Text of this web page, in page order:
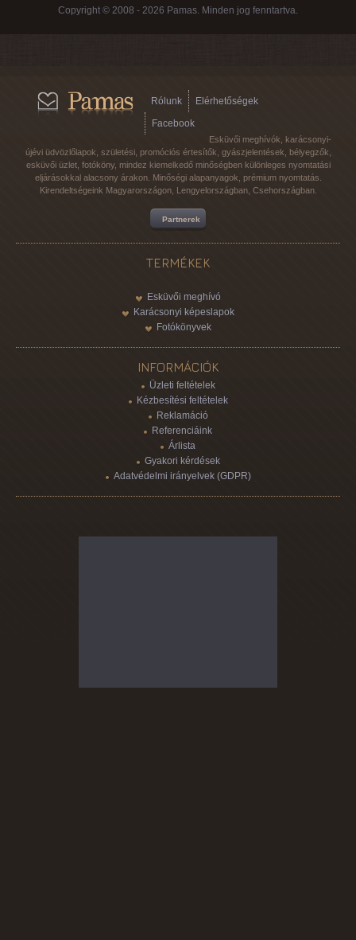
Copyright © 2008 - 2026 Pamas. Minden jog fenntartva.
Rólunk
Elérhetőségek
Facebook
Esküvői meghívók, karácsonyi-
újévi üdvözlőlapok, születési, promóciós értesítők, gyászjelentések, bélyegzők,
esküvői üzlet, fotóköny, mindez kiemelkedő minőségben különleges nyomtatási
eljárásokkal alacsony árakon. Minőségi alapanyagok, prémium nyomtatás.
Kirendeltségeink Magyarországon, Lengyelországban, Csehországban.
Partnerek
TERMÉKEK
Esküvői meghívó
Karácsonyi képeslapok
Fotókönyvek
INFORMÁCIÓK
Üzleti feltételek
Kézbesítési feltételek
Reklamáció
Referenciáink
Árlista
Gyakori kérdések
Adatvédelmi irányelvek (GDPR)